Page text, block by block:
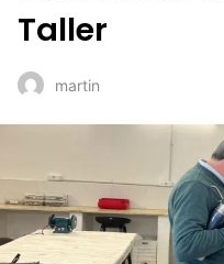
Taller
martin